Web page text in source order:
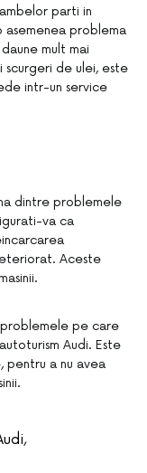
parti in
asemenea problema
mult mai
scurgeri de ulei, este
intr-un service
dintre problemele
va ca
Aceste
pe care
Audi. Este
pentru a nu avea
,